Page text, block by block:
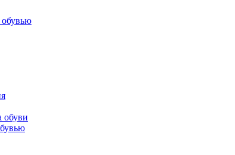
обувью
обуви